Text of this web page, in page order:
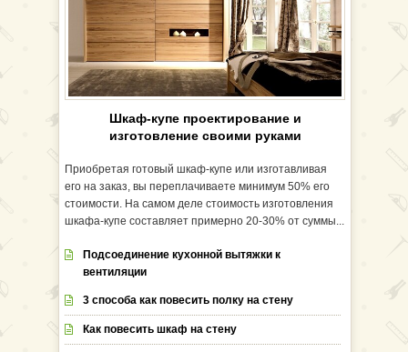
Шкаф-купе проектирование и
изготовление своими руками
Приобретая готовый шкаф-купе или изготавливая
его на заказ, вы переплачиваете минимум 50% его
стоимости. На самом деле стоимость изготовления
шкафа-купе составляет примерно 20-30% от суммы...
Подсоединение кухонной вытяжки к
вентиляции
3 способа как повесить полку на стену
Как повесить шкаф на стену